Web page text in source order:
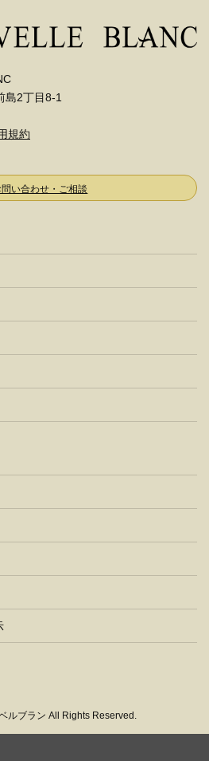
島2丁目8-1
規約
問い合わせ・ご相談
ルブラン All Rights Reserved.